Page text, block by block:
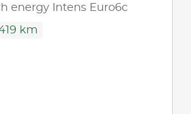
energy Intens Euro6c
km